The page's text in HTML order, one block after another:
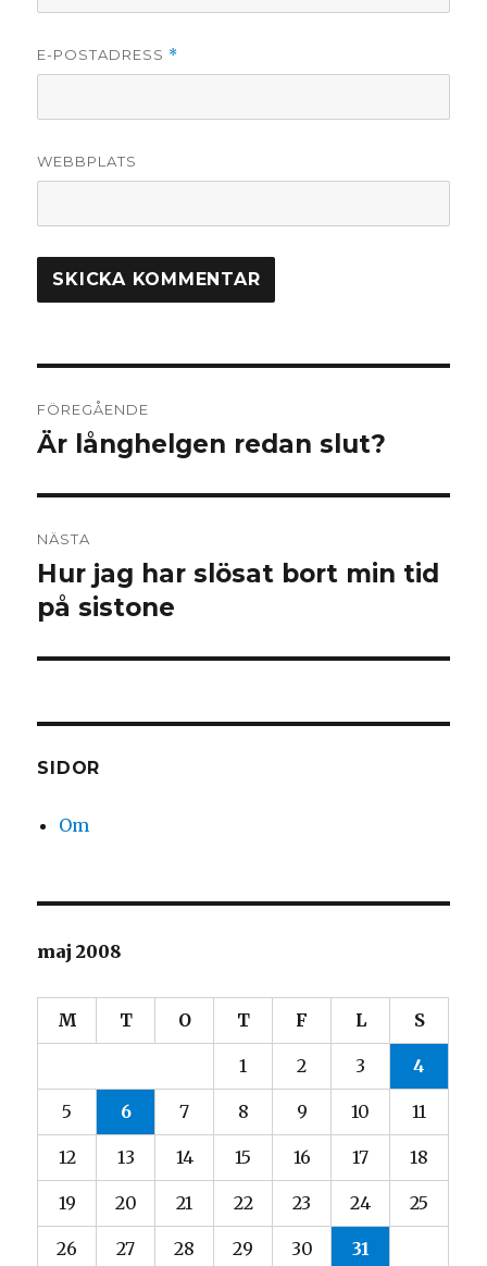
E-POSTADRESS *
WEBBPLATS
FÖREGÅENDE
Föregående
Är långhelgen redan slut?
NÄSTA
Nästa
inlägg:
Hur jag har slösat bort min tid
på sistone
SIDOR
Om
maj 2008
M T O T F L S
1 2 3 4
5 6 7 8 9 10 11
12 13 14 15 16 17 18
19 20 21 22 23 24 25
26 27 28 29 30 31